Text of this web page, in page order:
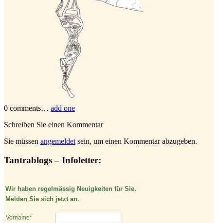
0 comments… add one
Schreiben Sie einen Kommentar
Sie müssen angemeldet sein, um einen Kommentar abzugeben.
Tantrablogs – Infoletter:
Wir haben regelmässig Neuigkeiten für Sie.
Melden Sie sich jetzt an.
Vorname*